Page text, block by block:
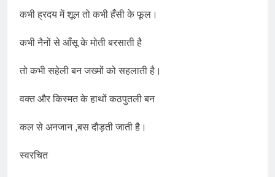
कभी ह्रदय में शूल तो कभी हँसी के फूल।
कभी नैनों से आँसू के मोती बरसाती है
तो कभी सहेली बन जख्मों को सहलाती है।
वक्त और किस्मत के हाथों कठपुतली बन
कल से अनजान ,बस दौड़ती जाती है।
स्वरचित